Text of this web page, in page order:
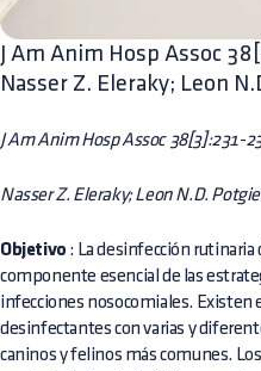
J Am Anim Hosp Assoc
Nasser Z. Eleraky; Leon
J Am Anim Hosp Assoc 38[3]:231-
Nasser Z. Eleraky; Leon N.D.
Objetivo : La desinfección rutinaria
componente esencial de las
infecciones nosocomiales. Existen
desinfectantes con varias y
caninos y felinos más comunes.